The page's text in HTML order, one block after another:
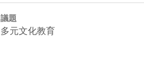
議題
多元文化教育